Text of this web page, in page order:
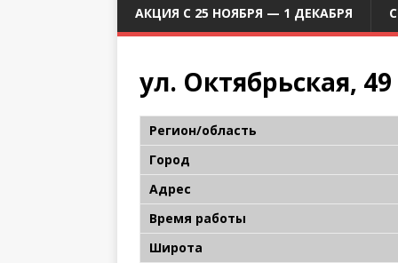
АКЦИЯ С 25 НОЯБРЯ — 1 ДЕКАБРЯ
ул. Октябрьская, 49
Регион/область
Город
Адрес
Время работы
Широта